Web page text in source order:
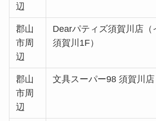
辺
郡山
市周
辺
Dearパティズ須賀川店（
須賀川1F）
郡山
市周
辺
文具スーパー98 須賀川店